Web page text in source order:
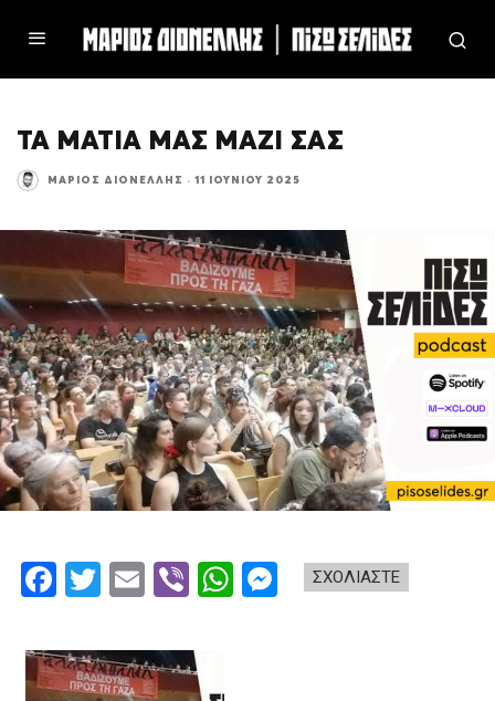
ΤΑ ΜΑΤΙΑ ΜΑΣ ΜΑΖΙ ΣΑΣ
ΜΆΡΙΟΣ ΔΙΟΝΈΛΛΗΣ · 11 ΙΟΥΝΊΟΥ 2025
ΣΧΟΛΙΑΣΤΕ
F
ce
b
T
tt
er
E
ail
Vi
er
W